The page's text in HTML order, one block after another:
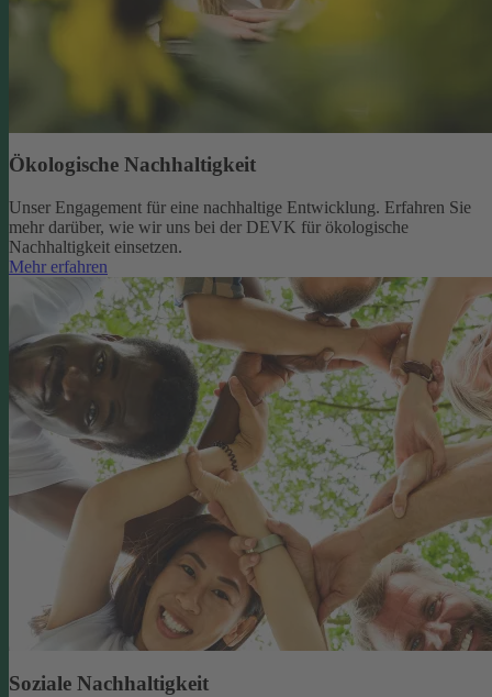
Ökologische Nachhaltigkeit
Unser Engagement für eine nachhaltige Entwicklung. Erfahren Sie
mehr darüber, wie wir uns bei der DEVK für ökologische
Nachhaltigkeit einsetzen.
Mehr erfahren
Soziale Nachhaltigkeit